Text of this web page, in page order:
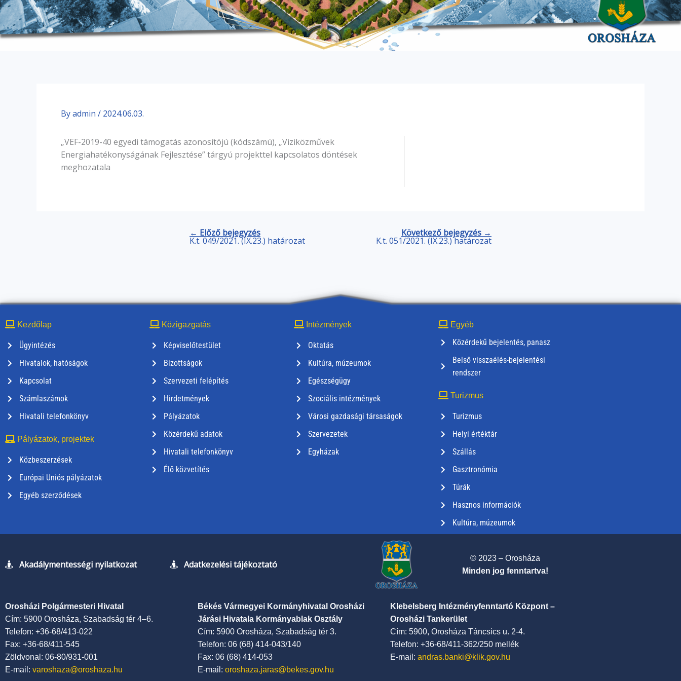
Byadmin / 2024.06.03.
„VEF-2019-40 egyedi támogatás azonosítójú (kódszámú), „Viziközművek
Energiahatékonyságának Fejlesztése” tárgyú projekttel kapcsolatos döntések
meghozatala
← Előző bejegyzés
K.t. 049/2021. (IX.23.) határozat
Következő bejegyzés →
K.t. 051/2021. (IX.23.) határozat
Kezdőlap
Ügyintézés
Hivatalok, hatóságok
Kapcsolat
Számlaszámok
Hivatali telefonkönyv
Pályázatok, projektek
Közbeszerzések
Európai Uniós pályázatok
Egyéb szerződések
Közigazgatás
Képviselőtestület
Bizottságok
Szervezeti felépítés
Hirdetmények
Pályázatok
Közérdekű adatok
Hivatali telefonkönyv
Élő közvetítés
Intézmények
Oktatás
Kultúra, múzeumok
Egészségügy
Szociális intézmények
Városi gazdasági társaságok
Szervezetek
Egyházak
Egyéb
Közérdekű bejelentés, panasz
Belső visszaélés-bejelentési
rendszer
Turizmus
Turizmus
Helyi értéktár
Szállás
Gasztronómia
Túrák
Hasznos információk
Kultúra, múzeumok
Akadálymentességi nyilatkozat Adatkezelési tájékoztató
© 2023 – Orosháza
Minden jog fenntartva!
Orosházi Polgármesteri Hivatal
Cím: 5900 Orosháza, Szabadság tér 4–6.
Telefon: +36-68/413-022
Fax: +36-68/411-545
Zöldvonal: 06-80/931-001
E-mail: varoshaza@oroshaza.hu
Békés Vármegyei Kormányhivatal Orosházi
Járási Hivatala Kormányablak Osztály
Cím: 5900 Orosháza, Szabadság tér 3.
Telefon: 06 (68) 414-043/140
Fax: 06 (68) 414-053
E-mail: oroshaza.jaras@bekes.gov.hu
Klebelsberg Intézményfenntartó Központ –
Orosházi Tankerület
Cím: 5900, Orosháza Táncsics u. 2-4.
Telefon: +36-68/411-362/250 mellék
E-mail: andras.banki@klik.gov.hu